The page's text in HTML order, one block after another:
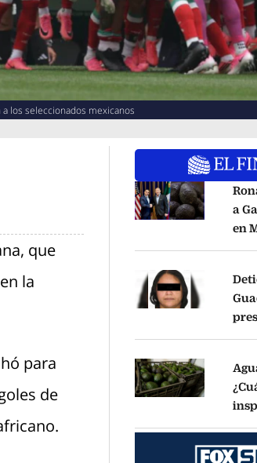
los seleccionados mexicanos
que
en la
para
de
Opens in new
a
en
Opens in new
Opens in new